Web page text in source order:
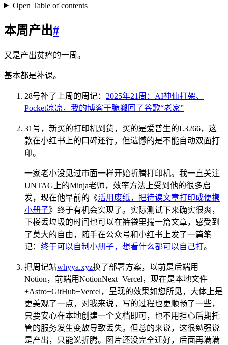
Open Table of contents
本周产出#
又是产出贫瘠的一周。
基本都是补课。
28号补了上周的周记： 2025年21周：AI神仙打架、
Pocket凉凉，我的博客干脆搬回了谷歌“老家”
31号，新买的打印机到货，买的是爱普生的L3266，这
款在小红书上的口碑还行，但遗憾的是不能自动双面打
印。
一家老小没见过市面一样开始折腾打印机。我一直关注
UNTAG上的Minja老师，效率方法上受到他的很多启
发，现在他早前的《活用废纸，把待读文章打印成便携
小册子》终于有机会实现了。实际测试下来确实很爽，
下楼丢垃圾的时间也可以在裤袋里揣一篇文章，感受到
了莫大的自由，随手在公众号和小红书上发了一篇笔
记： 终于可以自制小册子，想看什么都可以自己打。
把周记站whyya.xyz换了部署方案，以前是后端用
Notion，前端用NotionNext+Vercel，现在是本地文件
+Astro+GitHub+Vercel，呈现的效果如您所见，大体上是
更美观了一点，对我来说，写的过程也更顺畅了一些，
只要安心在本地创建一个文档即可，也不用担心后期托
管的服务发生变故导致丢失。但总的来说，这很勉强说
是产出，只能说折腾。图片还没完全迁好，后面再满满